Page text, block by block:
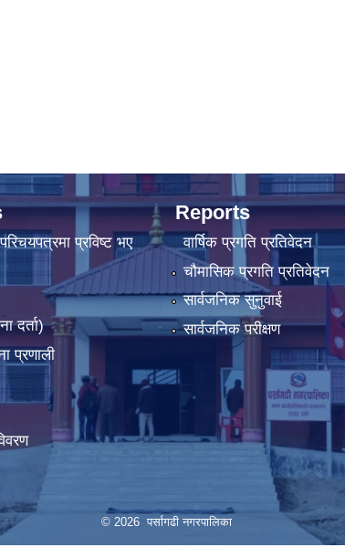
प्रविष्ट भए
दर्ता)
प्रणाली
Reports
वार्षिक प्रगति प्रतिवेदन
चौमासिक प्रगति प्रतिवेदन
सार्वजनिक सुनुवाई
सार्वजनिक परीक्षण
© 2026 पर्सागढी नगरपालिका